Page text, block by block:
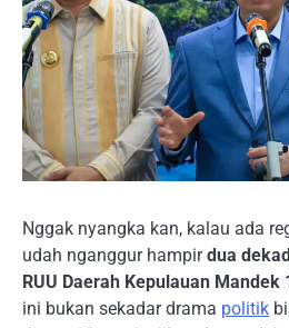
Nggak nyangka kan, kalau ada
udah nganggur hampirdua
RUU Daerah Kepulauan Mandek
ini bukan sekadar drama politik